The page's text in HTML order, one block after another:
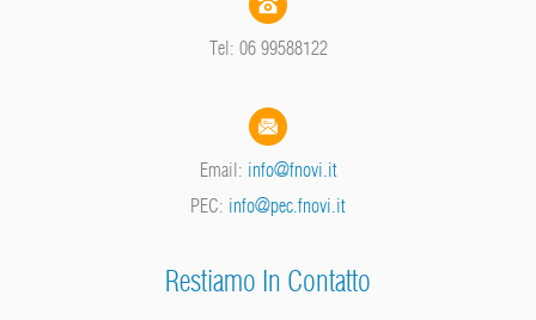
Tel: 06 99588122
Email: info@fnovi.it
PEC: info@pec.fnovi.it
Restiamo In Contatto